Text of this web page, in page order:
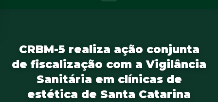
CRBM-5 realiza ação conjunta
de fiscalização com a Vigilância
Sanitária em clínicas de
estética de Santa Catarina